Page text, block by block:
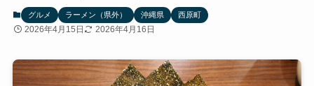
グルメ ラーメン（県外） 沖縄県 西原町
2026年4月15日 2026年4月16日